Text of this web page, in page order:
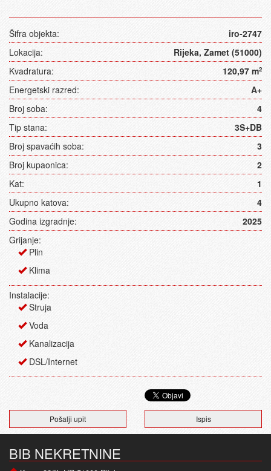
Šifra objekta:
iro-2747
Lokacija:
Rijeka, Zamet (51000)
Kvadratura:
120,97 m2
Energetski razred:
A+
Broj soba:
4
Tip stana:
3S+DB
Broj spavaćih soba:
3
Broj kupaonica:
2
Kat:
1
Ukupno katova:
4
Godina izgradnje:
2025
Grijanje:
Plin
Klima
Instalacije:
Struja
Voda
Kanalizacija
DSL/Internet
Pošalji upit Ispis
BIB NEKRETNINE